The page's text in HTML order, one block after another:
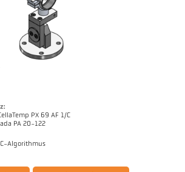
PX 69 AF 1/C
PA 20-122
Algorithmus
PX